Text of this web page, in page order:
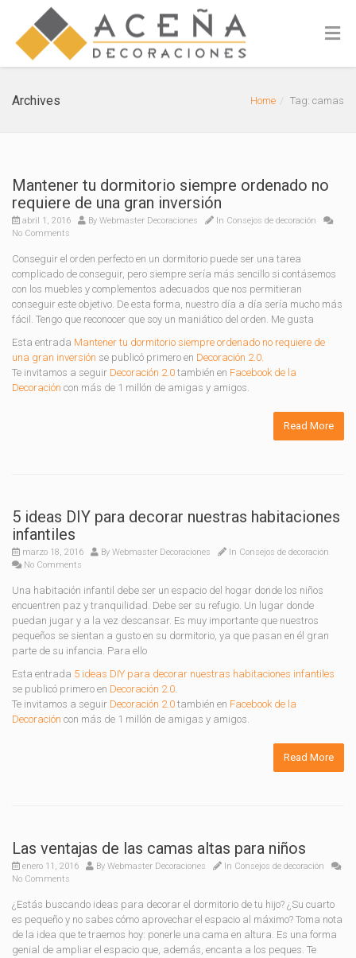
Archives Home Tag: camas
Mantener tu dormitorio siempre ordenado no
requiere de una gran inversión
abril 1, 2016 By Webmaster Decoraciones In Consejos de decoración
No Comments
Conseguir el orden perfecto en un dormitorio puede ser una tarea
complicado de conseguir, pero siempre sería más sencillo si contásemos
con los muebles y complementos adecuados que nos permitieran
conseguir este objetivo. De esta forma, nuestro día a día sería mucho más
fácil. Tengo que reconocer que soy un maniático del orden. Me gusta
Esta entrada Mantener tu dormitorio siempre ordenado no requiere de
una gran inversión se publicó primero en Decoración 2.0.
Te invitamos a seguir Decoración 2.0 también en Facebook de la
Decoración con más de 1 millón de amigas y amigos.
Read More
5 ideas DIY para decorar nuestras habitaciones
infantiles
marzo 18, 2016 By Webmaster Decoraciones In Consejos de decoración
No Comments
Una habitación infantil debe ser un espacio del hogar donde los niños
encuentren paz y tranquilidad. Debe ser su refugio. Un lugar donde
puedan jugar y a la vez descansar. Es muy importante que nuestros
pequeños se sientan a gusto en su dormitorio, ya que pasan en él gran
parte de su infancia. Para ello
Esta entrada 5 ideas DIY para decorar nuestras habitaciones infantiles
se publicó primero en Decoración 2.0.
Te invitamos a seguir Decoración 2.0 también en Facebook de la
Decoración con más de 1 millón de amigas y amigos.
Read More
Las ventajas de las camas altas para niños
enero 11, 2016 By Webmaster Decoraciones In Consejos de decoración
No Comments
¿Estás buscando ideas para decorar el dormitorio de tu hijo? ¿Su cuarto
es pequeño y no sabes cómo aprovechar el espacio al máximo? Toma nota
de la idea que te traemos hoy: ponerle una cama en altura. Es una forma
genial de ampliar el espacio que, además, encanta a los peques. Te